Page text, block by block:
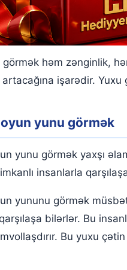
düzəltmək
əyirmək
görmək həm zənginlik,
artacağına işarədir.
yunu görmək
yunu görmək yaxşı
insanlarla
yununu görmək
bilərlər. Bu
Bu yuxu